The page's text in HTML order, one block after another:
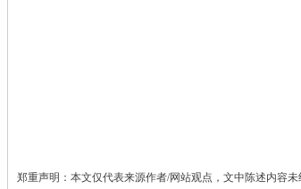
郑重声明：本文仅代表来源作者/网站观点，文中陈述内容